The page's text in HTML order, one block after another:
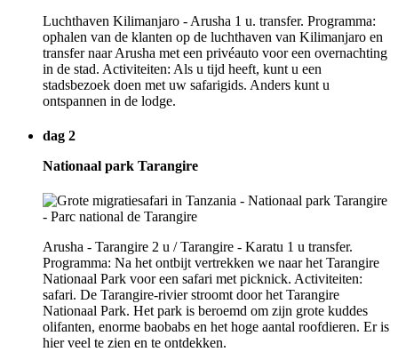
Luchthaven Kilimanjaro - Arusha 1 u. transfer. Programma:
ophalen van de klanten op de luchthaven van Kilimanjaro en
transfer naar Arusha met een privéauto voor een overnachting
in de stad. Activiteiten: Als u tijd heeft, kunt u een
stadsbezoek doen met uw safarigids. Anders kunt u
ontspannen in de lodge.
dag 2
Nationaal park Tarangire
Arusha - Tarangire 2 u / Tarangire - Karatu 1 u transfer.
Programma: Na het ontbijt vertrekken we naar het Tarangire
Nationaal Park voor een safari met picknick. Activiteiten:
safari. De Tarangire-rivier stroomt door het Tarangire
Nationaal Park. Het park is beroemd om zijn grote kuddes
olifanten, enorme baobabs en het hoge aantal roofdieren. Er is
hier veel te zien en te ontdekken.